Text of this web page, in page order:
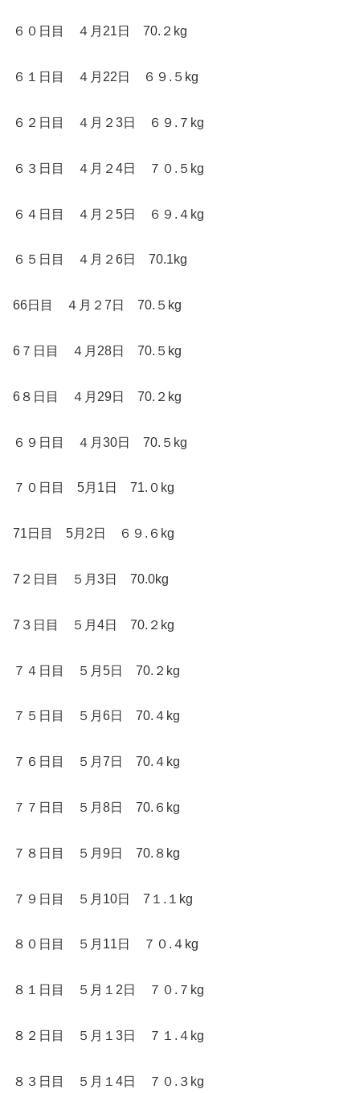
６０日目 ４月21日 70.２kg
６１日目 ４月22日 ６９.５kg
６２日目 ４月２3日 ６９.７kg
６３日目 ４月２4日 ７０.５kg
６４日目 ４月２5日 ６９.４kg
６５日目 ４月２6日 70.1kg
66日目 ４月２7日 70.５kg
6７日目 ４月28日 70.５kg
6８日目 ４月29日 70.２kg
６９日目 ４月30日 70.５kg
７０日目 5月1日 71.０kg
71日目 5月2日 ６９.６kg
7２日目 ５月3日 70.0kg
7３日目 ５月4日 70.２kg
７４日目 ５月5日 70.２kg
７５日目 ５月6日 70.４kg
７６日目 ５月7日 70.４kg
７７日目 ５月8日 70.６kg
７８日目 ５月9日 70.８kg
７９日目 ５月10日 7１.１kg
８０日目 ５月11日 ７０.４kg
８１日目 ５月１2日 ７０.７kg
８２日目 ５月１3日 ７１.４kg
８３日目 ５月１4日 ７０.３kg